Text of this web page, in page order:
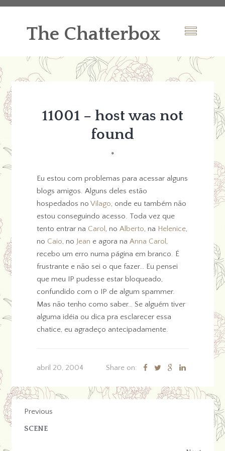
The Chatterbox
11001 – host was not
found
*
Eu estou com problemas para acessar alguns
blogs amigos. Alguns deles estão
hospedados no Vilago, onde eu também não
estou conseguindo acesso. Toda vez que
tento entrar na Carol , no Alberto, na Helenice,
no Caio, no Jean e agora na Anna Carol ,
recebo um erro numa página em branco. É
frustrante e não sei o que fazer… Eu pensei
que meu IP pudesse estar bloqueado,
confundido com o IP de algum spammer.
Mas não tenho como saber… Se alguém tiver
alguma idéia ou dica pra esclarecer essa
chatice, eu agradeço antecipadamente.
abril 20, 2004 Share on:
Previous
SCENE